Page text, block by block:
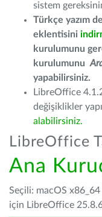
sistem
Türkçe yazım
eklentisini
kurulumunu
kurulumunu
yapabilirsiniz.
LibreOffice
değişiklikler
alabilirsiniz.
LibreOffice
Ana
Seçili: macOS
için LibreOffice